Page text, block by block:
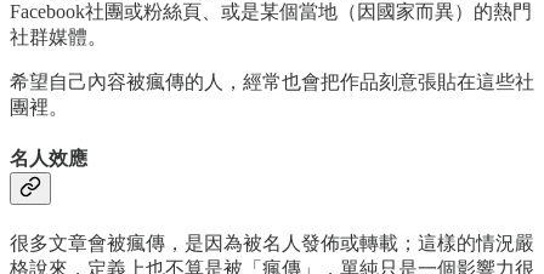
Facebook社團或粉絲頁、或是某個當地（因國家而異）的熱門
社群媒體。
希望自己內容被瘋傳的人，經常也會把作品刻意張貼在這些社
團裡。
名人效應
很多文章會被瘋傳，是因為被名人發佈或轉載；這樣的情況嚴
格說來，定義上也不算是被「瘋傳」，單純只是一個影響力很